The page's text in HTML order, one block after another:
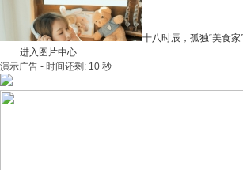
十八时辰，孤独“美食
进入图片中心
演示广告 - 时间还剩: 10 秒